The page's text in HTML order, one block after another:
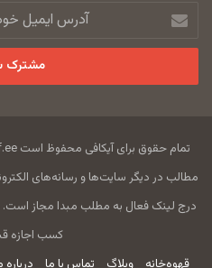
آدرس
ایمیل
خود
وارد
درج لینک فعال به مطلب مبدا مجاز
کسب اجازه
قهوه‌خانه
وبلاگ تماس با ما درباره